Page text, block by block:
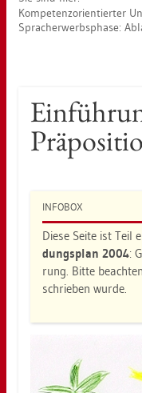
Kom­pe­tenz­ori­en­tier­ter
Sprach­er­werbs­pha­se:
IN­FO­BOX
Diese Seite ist Teil
dungs­plan 2004:
rung. Bitte
schrie­ben wurde.